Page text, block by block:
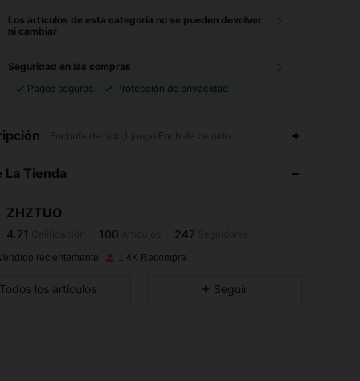
Los artículos de esta categoría no se pueden devolver
ni cambiar
Seguridad en las compras
Pagos seguros
Protección de privacidad
Enchufe de oído,1 juego,Enchufe de oído
La Tienda
ZHZTUO
4.71
4.71
4.71
100 247
seguidoHace 1 día
4.71 100
recientemente 1.4K Recompra
Todos los artículos Seguir